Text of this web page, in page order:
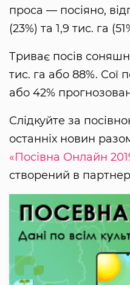
проса — посіяно,
(23%) та 1,9 тис. га
Триває посів
тис. га або 88%. Сої
або 42%
Слідкуйте за
останніх новин
«Посівна Онлайн
створений в